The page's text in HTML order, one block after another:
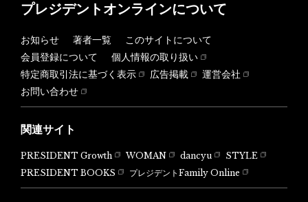
プレジデントオンラインについて
お知らせ 著者一覧
このサイトについて
会員登録について
個人情報の取り扱い
特定商取引法に基づく表示
広告掲載
運営会社
お問い合わせ
関連サイト
PRESIDENT Growth WOMAN dancyu
STYLE
PRESIDENT BOOKS
プレジデントFamily Online